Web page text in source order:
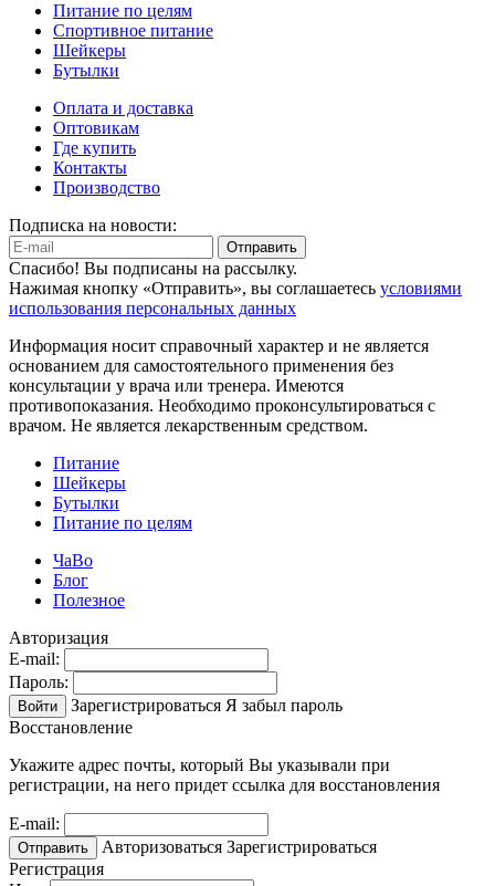
Питание по целям
Спортивное питание
Шейкеры
Бутылки
Оплата и доставка
Оптовикам
Где купить
Контакты
Производство
Подписка на новости:
Отправить
Спасибо! Вы подписаны на рассылку.
Нажимая кнопку «Отправить», вы соглашаетесь условиями
использования персональных данных
Информация носит справочный характер и не является
основанием для самостоятельного применения без
консультации у врача или тренера. Имеются
противопоказания. Необходимо проконсультироваться с
врачом. Не является лекарственным средством.
Питание
Шейкеры
Бутылки
Питание по целям
ЧаВо
Блог
Полезное
Авторизация
E-mail:
Пароль:
Войти Зарегистрироваться Я забыл пароль
Восстановление
Укажите адрес почты, который Вы указывали при
регистрации, на него придет ссылка для восстановления
E-mail:
Отправить Авторизоваться Зарегистрироваться
Регистрация